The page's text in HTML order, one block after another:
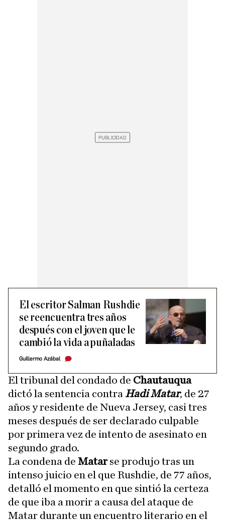
El escritor Salman Rushdie
se reencuentra tres años
después con el joven que le
cambió la vida a puñaladas
Guillermo Azábal
El tribunal del condado de Chautauqua
dictó la sentencia contra Hadi Matar, de 27
años y residente de Nueva Jersey, casi tres
meses después de ser declarado culpable
por primera vez de intento de asesinato en
segundo grado.
La condena de Matarse produjo tras un
intenso juicio en el que Rushdie, de 77 años,
detalló el momento en que sintió la certeza
de que iba a morir a causa del ataque de
Matar durante un encuentro literario en el